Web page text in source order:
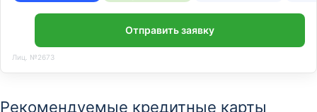
Отправить заявку
Лиц. №2673
Рекомендуемые кредитные карты